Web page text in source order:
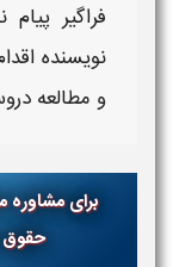
فراگیر پیام
نویسنده
و مطالعه
برای مشاوره
حقوق